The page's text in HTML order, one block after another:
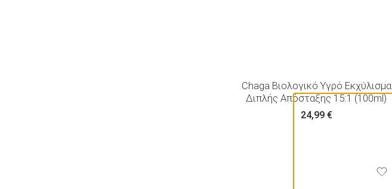
Chaga Βιολογικό Υγρό Εκχύλισμα
Διπλής Απόσταξης 15:1 (100ml)
24,99 €